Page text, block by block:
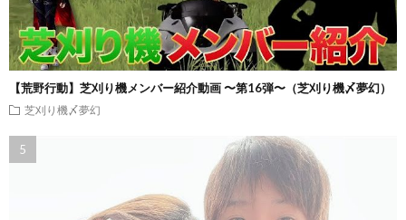
【荒野行動】芝刈り機メンバー紹介動画 〜第16弾〜（芝刈り機〆夢幻）
芝刈り機〆夢幻